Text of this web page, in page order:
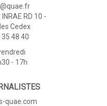
RD 10 -
Cedex
48 40
- 17h
quae.com